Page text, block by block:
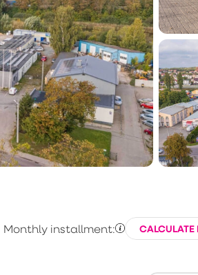
Monthly installment: CALCULATE